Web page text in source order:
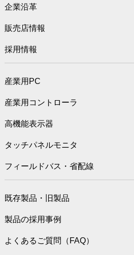
企業沿革
販売店情報
採用情報
産業用PC
産業用コントローラ
高機能表示器
タッチパネルモニタ
フィールドバス・省配線
既存製品・旧製品
製品の採用事例
よくあるご質問（FAQ）